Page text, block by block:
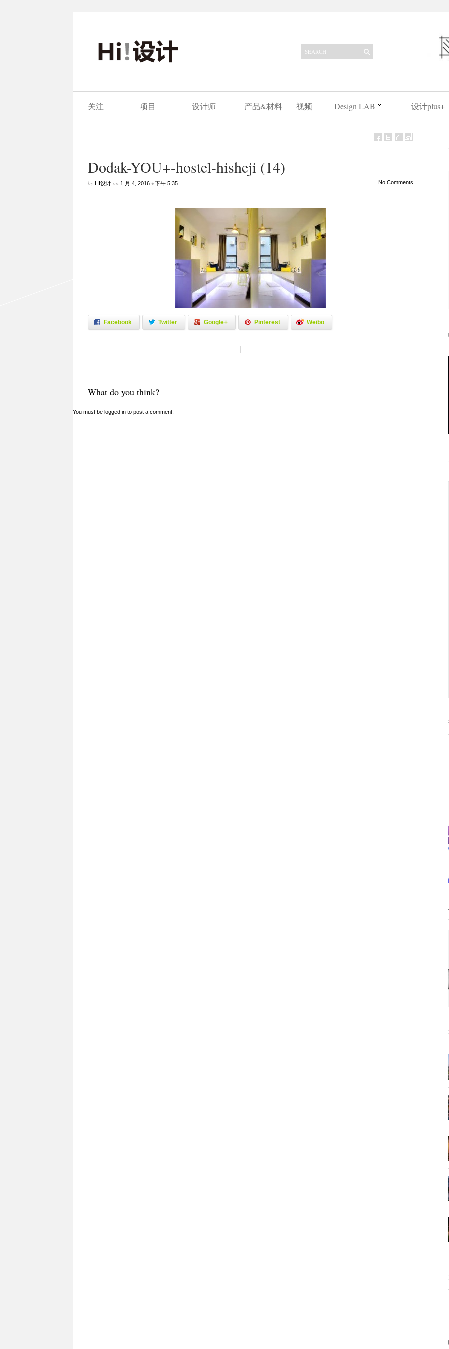
关注 项目 设计师 产品&材料 视频 Design LAB 设计plus+
Dodak-YOU+-hostel-hisheji (14)
by HI设计on 1 月 4, 2016•下午 5:35 No Comments
Facebook Twitter Google+ Pinterest Weibo
What do you think?
You must be logged into post a comment.